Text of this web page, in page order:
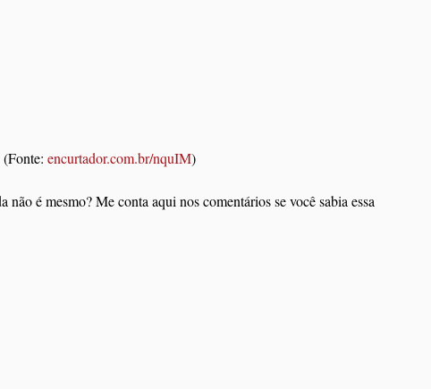
(Fonte: encurtador.com.br/nquIM)
é mesmo? Me conta aqui nos comentários se você sabia essa